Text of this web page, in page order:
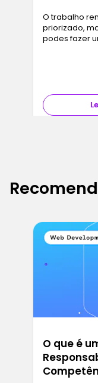
O trabalho
priorizado,
podes fazer
O que é